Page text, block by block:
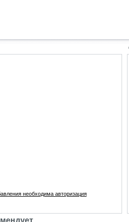
необходима авторизация